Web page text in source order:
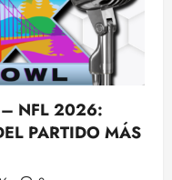
– NFL 2026:
PARTIDO MÁS